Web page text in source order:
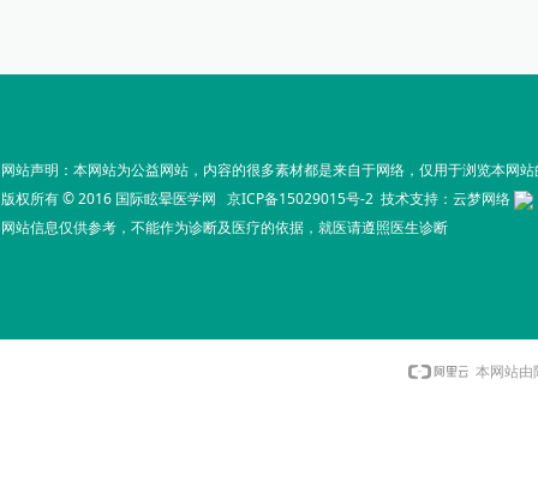
网站声明：本网站为公益网站，内容的很多素材都是来自于网络，仅用于浏览本网
版权所有 © 2016 国际眩晕医学网 京ICP备15029015号-2 技术支持： 云梦网络
网站信息仅供参考，不能作为诊断及医疗的依据，就医请遵照医生诊断
本网站由